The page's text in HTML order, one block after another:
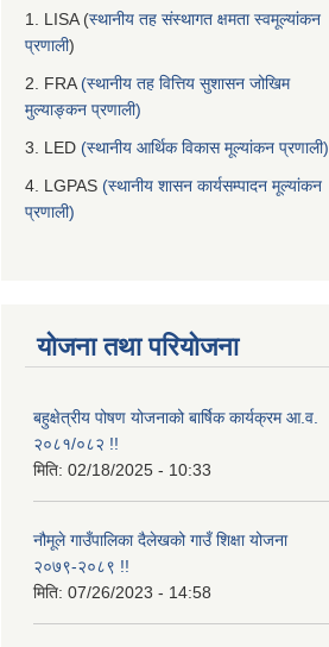
1. LISA (स्थानीय तह संस्थागत क्षमता स्वमूल्यांकन
प्रणाली)
2. FRA(स्थानीय तह वित्तिय सुशासन जोखिम
मुल्याङ्कन प्रणाली)
3. LED (स्थानीय आर्थिक विकास मूल्यांकन प्रणाली)
4. LGPAS (स्थानीय शासन कार्यसम्पादन मूल्यांकन
प्रणाली)
योजना तथा परियोजना
बहुक्षेत्रीय पोषण योजनाको बार्षिक कार्यक्रम आ.व.
२०८१/०८२ !!
मिति: 02/18/2025 - 10:33
नौमूले गाउँपालिका दैलेखको गाउँ शिक्षा योजना
२०७९-२०८९ !!
मिति: 07/26/2023 - 14:58